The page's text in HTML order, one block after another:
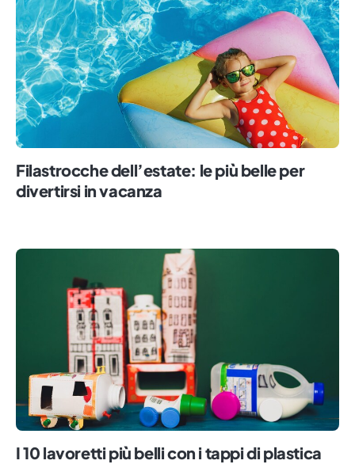
Filastrocche dell’estate: le più belle per
divertirsi in vacanza
I 10 lavoretti più belli con i tappi di plastica